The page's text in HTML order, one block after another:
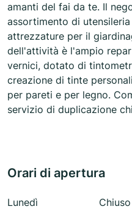
amanti del fai da te. Il
assortimento di
attrezzature per il
dell'attività è l'ampio
vernici, dotato di
creazione di tinte
per pareti e per legno.
servizio di duplicazione
Orari di apertura
Lunedì
Chiuso